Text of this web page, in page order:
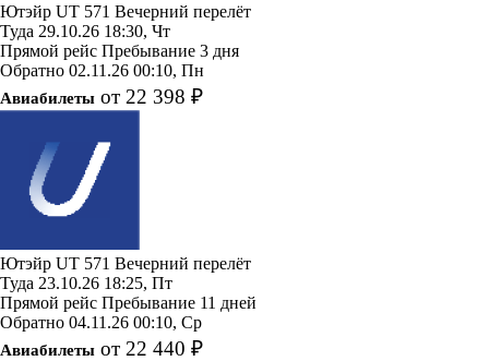
Ютэйр UT 571 Вечерний перелёт
Туда 29.10.26 18:30, Чт
Прямой рейс Пребывание 3 дня
Обратно 02.11.26 00:10, Пн
Авиабилеты от 22 398 ₽
Ютэйр UT 571 Вечерний перелёт
Туда 23.10.26 18:25, Пт
Прямой рейс Пребывание 11 дней
Обратно 04.11.26 00:10, Ср
Авиабилеты от 22 440 ₽